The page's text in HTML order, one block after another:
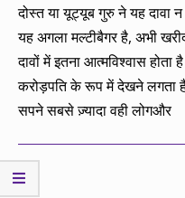
दोस्त या यूट्यूब गुरु ने यह दावा
यह अगला मल्टीबैगर है, अभी
दावों में इतना आत्मविश्वास
करोड़पति के रूप में देखने लगता
सपने सबसे ज़्यादा वही लोगऔर